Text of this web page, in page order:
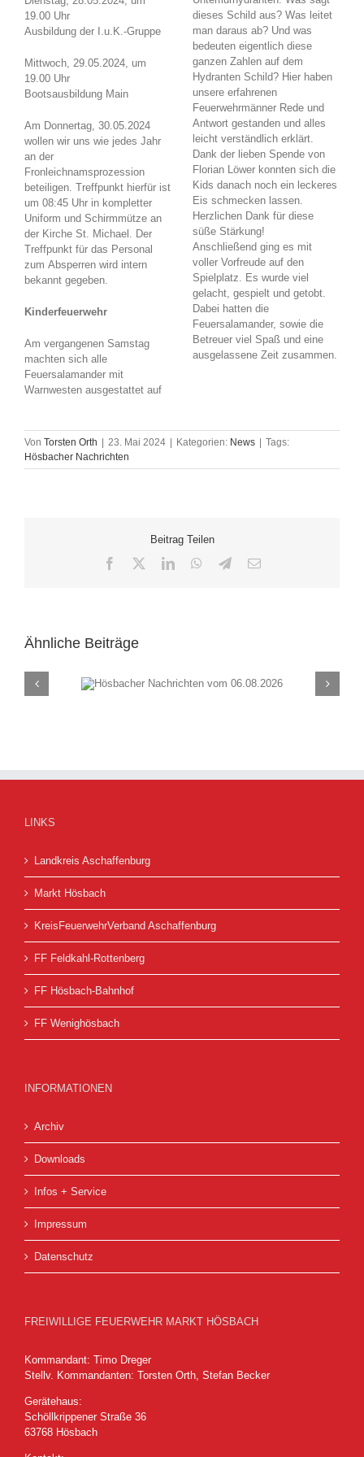
19.00 Uhr
Ausbildung der I.u.K.-Gruppe
Mittwoch, 29.05.2024, um
19.00 Uhr
Bootsausbildung Main
Am Donnertag, 30.05.2024
wollen wir uns wie jedes Jahr
an der
Fronleichnamsprozession
beteiligen. Treffpunkt hierfür ist
um 08:45 Uhr in kompletter
Uniform und Schirmmütze an
der Kirche St. Michael. Der
Treffpunkt für das Personal
zum Absperren wird intern
bekannt gegeben.
Kinderfeuerwehr
Am vergangenen Samstag
machten sich alle
Feuersalamander mit
Warnwesten ausgestattet auf
dieses Schild aus? Was leitet
man daraus ab? Und was
bedeuten eigentlich diese
ganzen Zahlen auf dem
Hydranten Schild? Hier haben
unsere erfahrenen
Feuerwehrmänner Rede und
Antwort gestanden und alles
leicht verständlich erklärt.
Dank der lieben Spende von
Florian Löwer konnten sich die
Kids danach noch ein leckeres
Eis schmecken lassen.
Herzlichen Dank für diese
süße Stärkung!
Anschließend ging es mit
voller Vorfreude auf den
Spielplatz. Es wurde viel
gelacht, gespielt und getobt.
Dabei hatten die
Feuersalamander, sowie die
Betreuer viel Spaß und eine
ausgelassene Zeit zusammen.
Von Torsten Orth | 23. Mai 2024 | Kategorien: News | Tags:
Hösbacher Nachrichten
Beitrag Teilen
Facebook LinkedInWhatsApp
Telegram
E-
Ähnliche Beiträge
vom
Hösbacher
LINKS
Landkreis Aschaffenburg
Markt Hösbach
KreisFeuerwehrVerband Aschaffenburg
FF Feldkahl-Rottenberg
FF Hösbach-Bahnhof
FF Wenighösbach
INFORMATIONEN
Archiv
Downloads
Infos + Service
Impressum
Datenschutz
FREIWILLIGE FEUERWEHR MARKT HÖSBACH
Kommandant: Timo Dreger
Stellv. Kommandanten: Torsten Orth, Stefan Becker
Gerätehaus:
Schöllkrippener Straße 36
63768 Hösbach